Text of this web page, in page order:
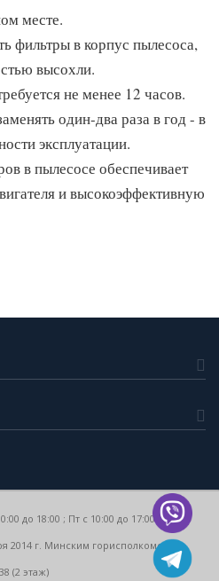
месте.
фильтры в корпус пылесоса,
высохли.
не менее 12 часов.
один-два раза в год - в
эксплуатации.
в пылесосе обеспечивает
и высокоэффективную
до 18:00 ; Пт c 10:00 до 17:00 ; Сб c
2014 г. Минским горисполкомом
(2 этаж)